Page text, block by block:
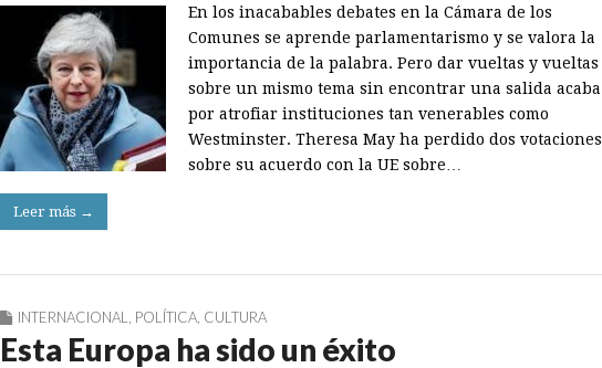
En los inacabables debates en la Cámara de los
Comunes se aprende parlamentarismo y se valora la
importancia de la palabra. Pero dar vueltas y vueltas
sobre un mismo tema sin encontrar una salida acaba
por atrofiar instituciones tan venerables como
Westminster. Theresa May ha perdido dos votaciones
sobre su acuerdo con la UE sobre…
Leer más →
INTERNACIONAL POLÍTICA CULTURA
Esta Europa ha sido un éxito